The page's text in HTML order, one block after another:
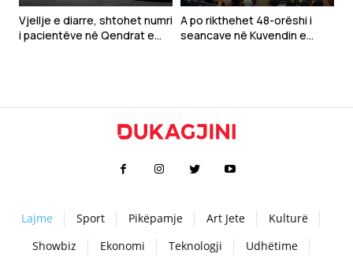
Vjellje e diarre, shtohet numri
i pacientëve në Qendrat e
A po rikthehet 48-orëshi i
seancave në Kuvendin e
Lajme Sport Pikëpamje Art Jete
Kulturë
Showbiz
Ekonomi Teknologji Udhëtime